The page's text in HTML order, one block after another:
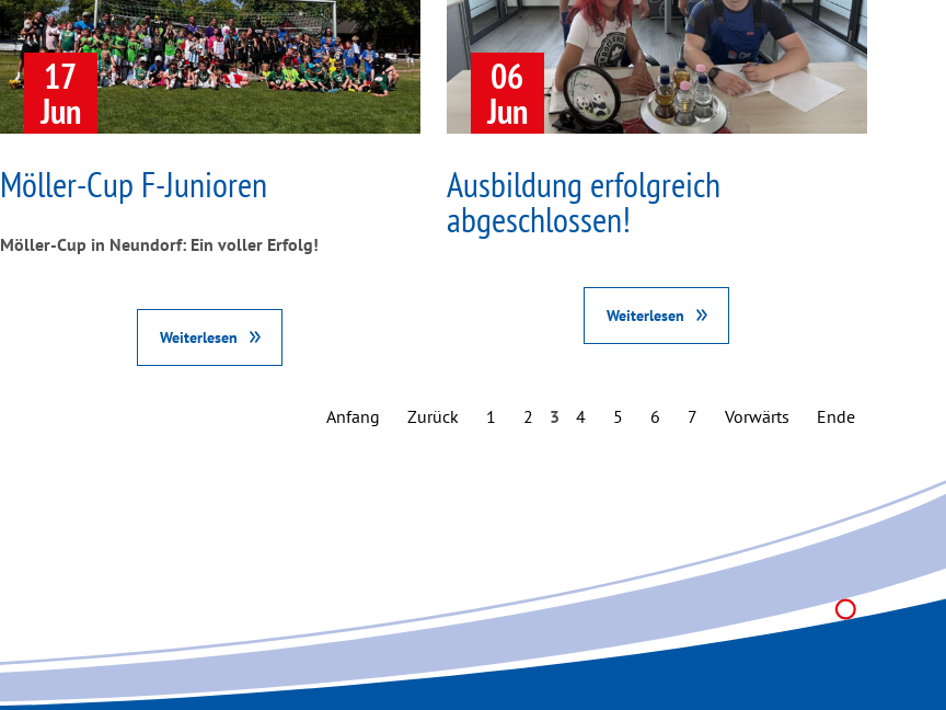
17
Jun
Möller-Cup F-Junioren
Möller-Cup in Neundorf: Ein voller Erfolg!
Weiterlesen
06
Jun
Ausbildung erfolgreich
abgeschlossen!
Weiterlesen
Anfang Zurück 1 2 3 4 5 6 7 Vorwärts Ende